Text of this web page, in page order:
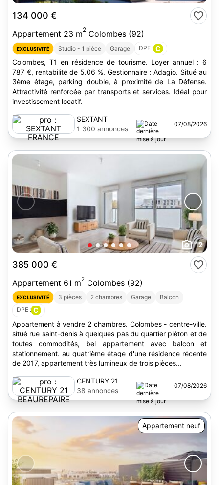
134 000 €
Appartement 23 m2 Colombes (92)
EXCLUSIVITÉ Studio - 1 pièce Garage DPE : C
Colombes, T1 en résidence de tourisme. Loyer annuel : 6
787 €, rentabilité de 5.06 %. Gestionnaire : Adagio. Situé au
3ème étage, parking double, à proximité de La Défense.
Attractivité renforcée par transports et services. Idéal pour
investissement locatif.
SEXTANT
FRANCE
1 300 annonces
07/08/2026
12
385 000 €
Appartement 61 m2 Colombes (92)
EXCLUSIVITÉ 3 pièces 2 chambres Garage
Balcon
DPE : C
Appartement à vendre 2 chambres. Colombes - centre-ville.
situé rue saint-denis à quelques pas du quartier piéton et de
toutes commodités, bel appartement avec balcon et
stationnement. au quatrième étage d'une résidence récente
de 2017, appartement très lumineux de trois pièces...
CENTURY 21
BEAUREPAIRE
38 annonces
07/08/2026
Appartement neuf